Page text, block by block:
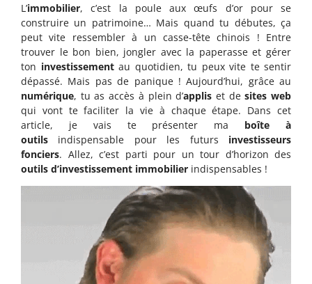
L’immobilier, c’est la poule aux œufs d’or pour se
construire un patrimoine… Mais quand tu débutes, ça
peut vite ressembler à un casse-tête chinois ! Entre
trouver le bon bien, jongler avec la paperasse et gérer
ton investissementau quotidien, tu peux vite te sentir
dépassé. Mais pas de panique ! Aujourd’hui, grâce au
numérique, tu as accès à plein d’applis et desites web
qui vont te faciliter la vie à chaque étape. Dans cet
article, je vais te présenter ma boîte à
outils indispensable pour les futurs investisseurs
fonciers. Allez, c’est parti pour un tour d’horizon des
outils d’investissement immobilier indispensables !